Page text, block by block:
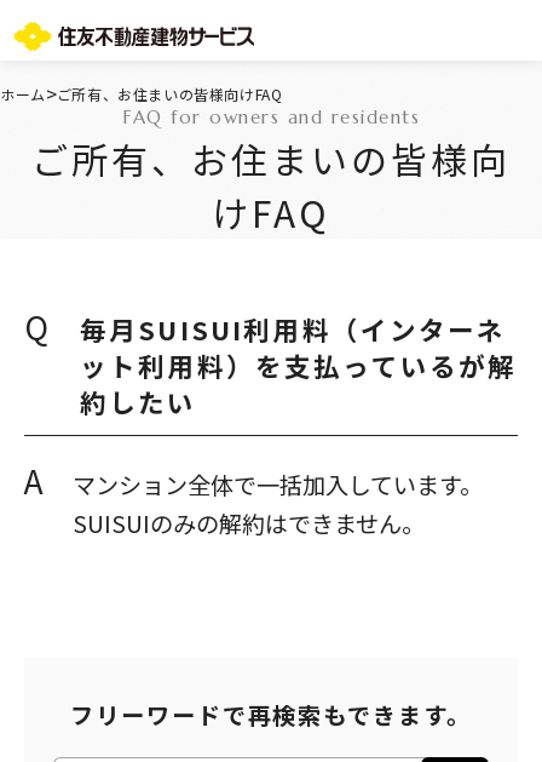
TOPページ
ご所有・お住まいの皆様
ST-マンション管理WEBサービス
よくあるご質問
お問い合わせ総合窓口
ニュースリリース/お知らせ一覧
サイトマップ
プライバシーポリシー
情報セキュリティ基本方針
一般事業主行動計画
ホーム>ご所有、お住まいの皆様向けFAQ
FAQ for owners and residents
ご所有、お住まいの皆様向
けFAQ
Q
毎月SUISUI利用料（インターネ
ット利用料）を支払っているが解
約したい
A
マンション全体で一括加入しています。
SUISUIのみの解約はできません。
フリーワードで再検索もできます。